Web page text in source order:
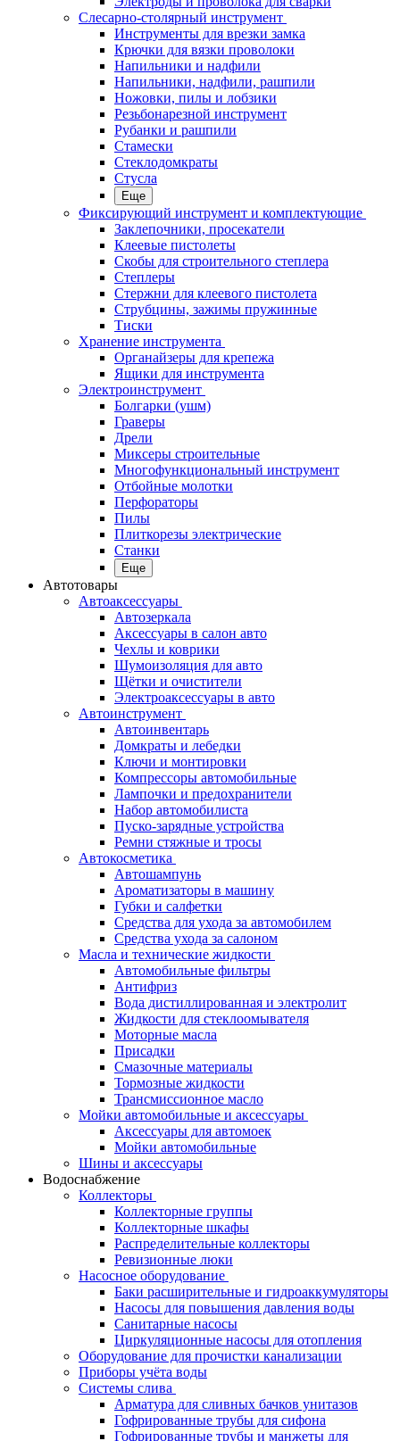
Слесарно-столярный инструмент
Инструменты для врезки замка
Крючки для вязки проволоки
Напильники и надфили
Напильники, надфили, рашпили
Ножовки, пилы и лобзики
Резьбонарезной инструмент
Рубанки и рашпили
Стамески
Стеклодомкраты
Стусла
Еще
Фиксирующий инструмент и комплектующие
Заклепочники, просекатели
Клеевые пистолеты
Скобы для строительного степлера
Степлеры
Стержни для клеевого пистолета
Струбцины, зажимы пружинные
Тиски
Хранение инструмента
Органайзеры для крепежа
Ящики для инструмента
Электроинструмент
Болгарки (ушм)
Граверы
Дрели
Миксеры строительные
Многофункциональный инструмент
Отбойные молотки
Перфораторы
Пилы
Плиткорезы электрические
Станки
Еще
Автотовары
Автоаксессуары
Автозеркала
Аксессуары в салон авто
Чехлы и коврики
Шумоизоляция для авто
Щётки и очистители
Электроаксессуары в авто
Автоинструмент
Автоинвентарь
Домкраты и лебедки
Ключи и монтировки
Компрессоры автомобильные
Лампочки и предохранители
Набор автомобилиста
Пуско-зарядные устройства
Ремни стяжные и тросы
Автокосметика
Автошампунь
Ароматизаторы в машину
Губки и салфетки
Средства для ухода за автомобилем
Средства ухода за салоном
Масла и технические жидкости
Автомобильные фильтры
Антифриз
Вода дистиллированная и электролит
Жидкости для стеклоомывателя
Моторные масла
Присадки
Смазочные материалы
Тормозные жидкости
Трансмиссионное масло
Мойки автомобильные и аксессуары
Аксессуары для автомоек
Мойки автомобильные
Шины и аксессуары
Водоснабжение
Коллекторы
Коллекторные группы
Коллекторные шкафы
Распределительные коллекторы
Ревизионные люки
Насосное оборудование
Баки расширительные и гидроаккумуляторы
Насосы для повышения давления воды
Санитарные насосы
Циркуляционные насосы для отопления
Оборудование для прочистки канализации
Приборы учёта воды
Системы слива
Арматура для сливных бачков унитазов
Гофрированные трубы для сифона
Гофрированные трубы и манжеты для